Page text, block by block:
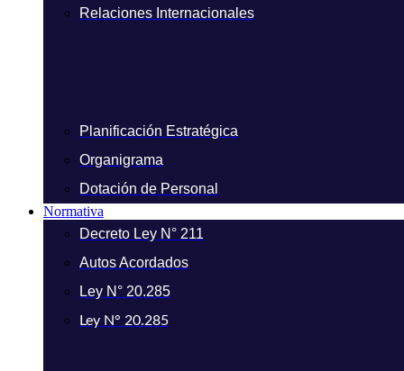
Relaciones Internacionales
Planificación Estratégica
Organigrama
Dotación de Personal
Normativa
Decreto Ley N° 211
Autos Acordados
Ley N° 20.285
Ley N° 20.285